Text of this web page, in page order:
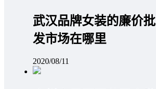
武汉品牌女装的廉价批
发市场在哪里
2020/08/11